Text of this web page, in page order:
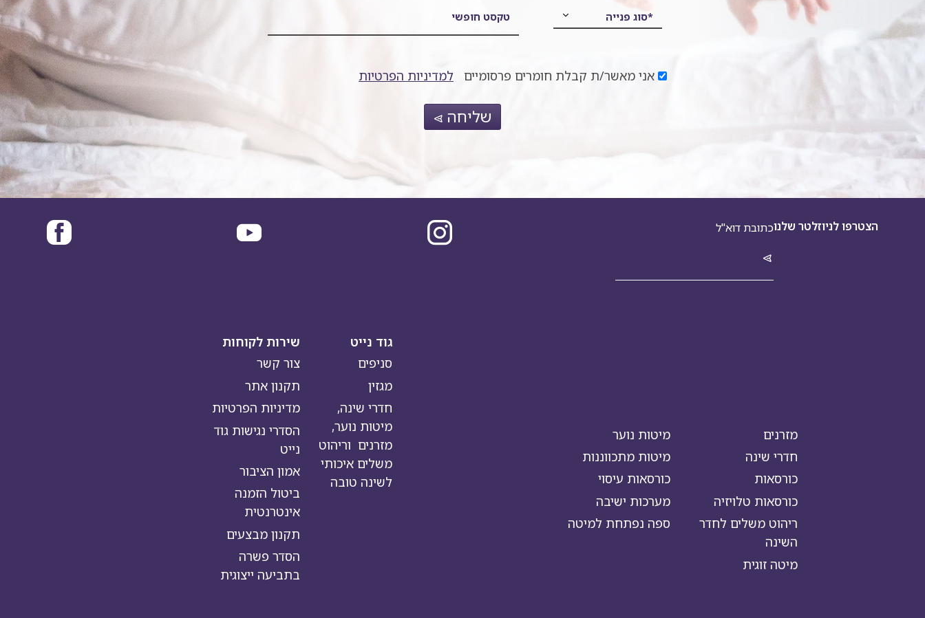
*סוג פנייה טקסט חופשי
אני מאשר/ת קבלת חומרים פרסומיים למדיניות הפרטיות
שליחה
הצטרפו לניוזלטר שלנו
מזרנים
מיטות נוער
חדרי שינה
מיטות מתכווננות
כורסאות
כורסאות עיסוי
כורסאות טלויזיה
מערכות ישיבה
ריהוט משלים לחדר
השינה
ספה נפתחת למיטה
מיטה זוגית
גוד נייט
סניפים
מגזין
חדרי שינה,
מיטות נוער,
מזרנים וריהוט
משלים איכותי
לשינה טובה
שירות לקוחות
צור קשר
תקנון אתר
מדיניות הפרטיות
הסדרי נגישות גוד
נייט
אמון הציבור
ביטול הזמנה
אינטרנטית
תקנון מבצעים
הסדר פשרה
בתביעה ייצוגית